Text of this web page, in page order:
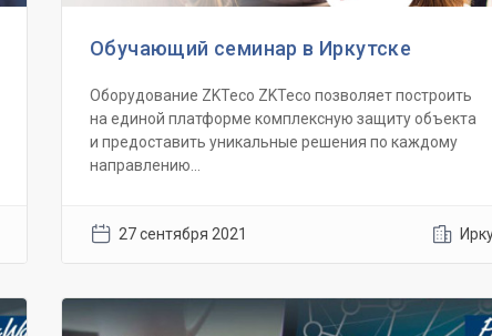
Обучающий семинар в Иркутске
Оборудование ZKTeco ZKTecо позволяет построить
на единой платформе комплексную защиту объекта
и предоставить уникальные решения по каждому
направлению...
27 сентября 2021